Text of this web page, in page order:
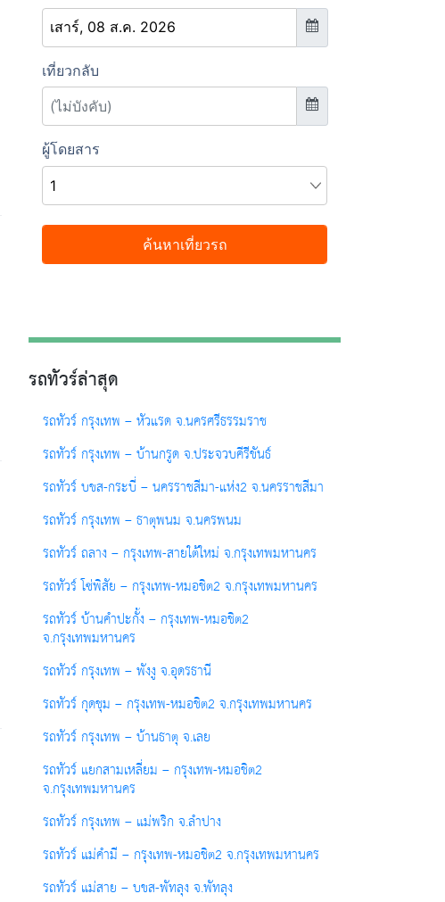
รถทัวร์ล่าสุด
รถทัวร์ กรุงเทพ – หัวแรด จ.นครศรีธรรมราช
รถทัวร์ กรุงเทพ – บ้านกรูด จ.ประจวบคีรีขันธ์
รถทัวร์ บขส-กระบี่ – นครราชสีมา-แห่ง2 จ.นครราชสีมา
รถทัวร์ กรุงเทพ – ธาตุพนม จ.นครพนม
รถทัวร์ ถลาง – กรุงเทพ-สายใต้ใหม่ จ.กรุงเทพมหานคร
รถทัวร์ โซ่พิสัย – กรุงเทพ-หมอชิต2 จ.กรุงเทพมหานคร
รถทัวร์ บ้านคำปะกั้ง – กรุงเทพ-หมอชิต2
จ.กรุงเทพมหานคร
รถทัวร์ กรุงเทพ – พังงู จ.อุดรธานี
รถทัวร์ กุดชุม – กรุงเทพ-หมอชิต2 จ.กรุงเทพมหานคร
รถทัวร์ กรุงเทพ – บ้านธาตุ จ.เลย
รถทัวร์ แยกสามเหลี่ยม – กรุงเทพ-หมอชิต2
จ.กรุงเทพมหานคร
รถทัวร์ กรุงเทพ – แม่พริก จ.ลำปาง
รถทัวร์ แม่คำมี – กรุงเทพ-หมอชิต2 จ.กรุงเทพมหานคร
รถทัวร์ แม่สาย – บขส-พัทลุง จ.พัทลุง